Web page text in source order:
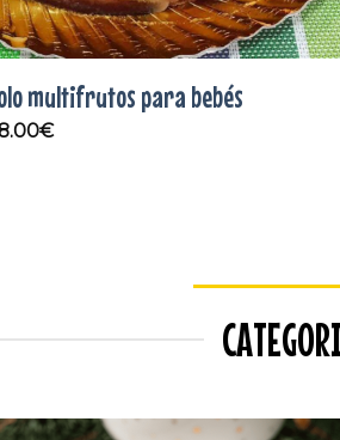
multifrutos para bebés
€